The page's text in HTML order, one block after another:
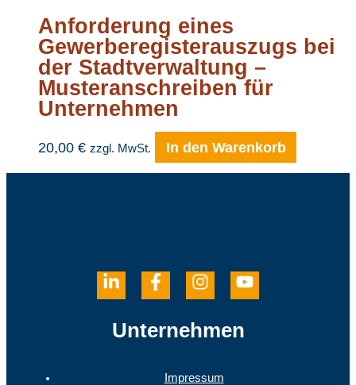
Anforderung eines
Gewerberegisterauszugs bei
der Stadtverwaltung –
Musteranschreiben für
Unternehmen
20,00 € zzgl. MwSt. In den Warenkorb
Unternehmen
Impressum